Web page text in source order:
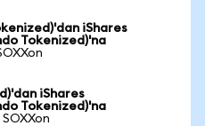
iShares
Tokenized)'na
iShares
Tokenized)'na